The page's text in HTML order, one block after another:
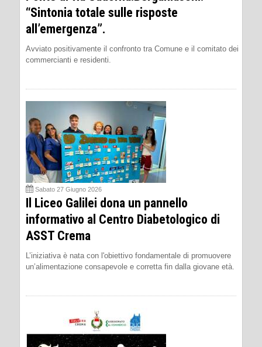
“Sintonia totale sulle risposte
all’emergenza”.
Avviato positivamente il confronto tra Comune e il comitato dei
commercianti e residenti.
Sabato 27 Giugno 2026
Il Liceo Galilei dona un pannello
informativo al Centro Diabetologico di
ASST Crema
L’iniziativa è nata con l'obiettivo fondamentale di promuovere
un’alimentazione consapevole e corretta fin dalla giovane età.